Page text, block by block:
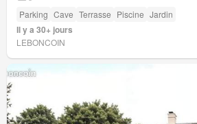
Parking Cave Terrasse Piscine Jardin
Il y a 30+ jours
LEBONCOIN